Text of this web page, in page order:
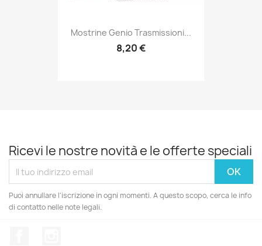
Anteprima
Mostrine Genio Trasmissioni...
8,20 €
Ricevi le nostre novità e le offerte speciali
Puoi annullare l'iscrizione in ogni momenti. A questo scopo, cerca le info
di contatto nelle note legali.